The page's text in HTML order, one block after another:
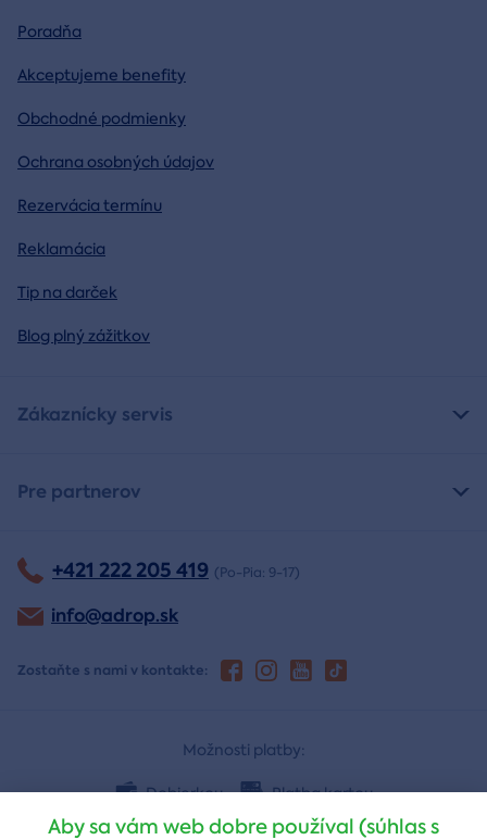
Poradňa
Akceptujeme benefity
Obchodné podmienky
Ochrana osobných údajov
Rezervácia termínu
Reklamácia
Tip na darček
Blog plný zážitkov
Zákaznícky servis
Pre partnerov
+421 222 205 419 (Po-Pia: 9-17)
info@adrop.sk
Zostaňte s nami v kontakte:
Možnosti platby:
Dobierkou Platba kartou
Aby sa vám web dobre používal (súhlas s